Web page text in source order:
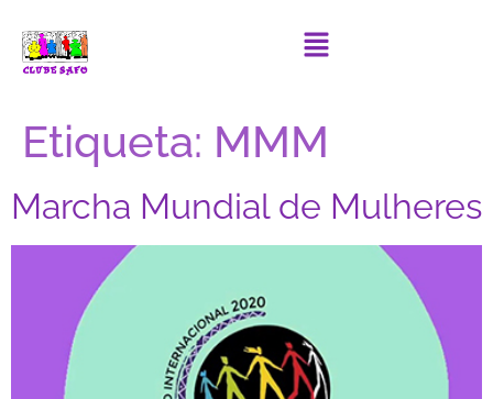
Etiqueta: MMM
Marcha Mundial de Mulheres